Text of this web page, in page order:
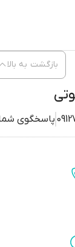
پاسخگوی
بازگشت به بالا